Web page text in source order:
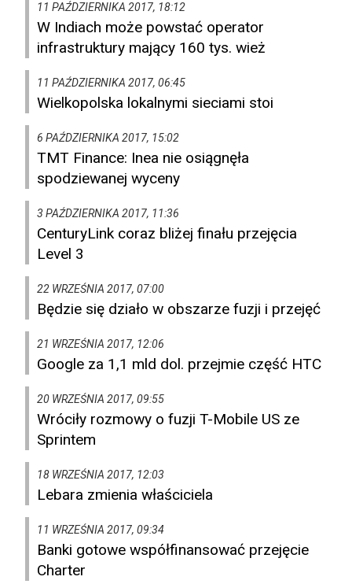
11 PAŹDZIERNIKA 2017, 18:12
W Indiach może powstać operator
infrastruktury mający 160 tys. wież
11 PAŹDZIERNIKA 2017, 06:45
Wielkopolska lokalnymi sieciami stoi
6 PAŹDZIERNIKA 2017, 15:02
TMT Finance: Inea nie osiągnęła
spodziewanej wyceny
3 PAŹDZIERNIKA 2017, 11:36
CenturyLink coraz bliżej finału przejęcia
Level 3
22 WRZEŚNIA 2017, 07:00
Będzie się działo w obszarze fuzji i przejęć
21 WRZEŚNIA 2017, 12:06
Google za 1,1 mld dol. przejmie część HTC
20 WRZEŚNIA 2017, 09:55
Wróciły rozmowy o fuzji T-Mobile US ze
Sprintem
18 WRZEŚNIA 2017, 12:03
Lebara zmienia właściciela
11 WRZEŚNIA 2017, 09:34
Banki gotowe współfinansować przejęcie
Charter